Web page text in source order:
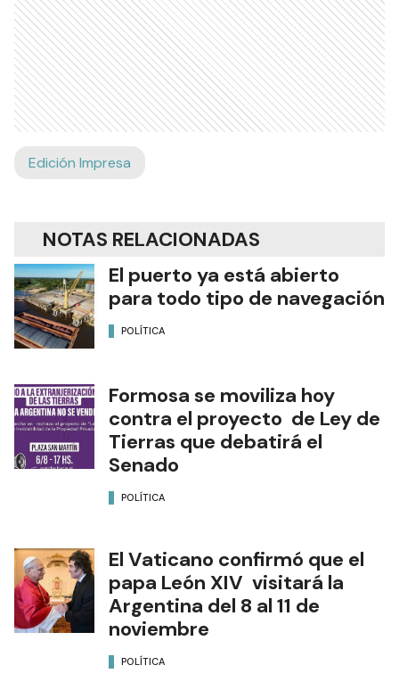
Edición Impresa
NOTAS RELACIONADAS
El puerto ya está abierto
para todo tipo de navegación
POLÍTICA
Formosa se moviliza hoy
contra el proyecto de Ley de
Tierras que debatirá el
Senado
POLÍTICA
El Vaticano confirmó que el
papa León XIV visitará la
Argentina del 8 al 11 de
noviembre
POLÍTICA